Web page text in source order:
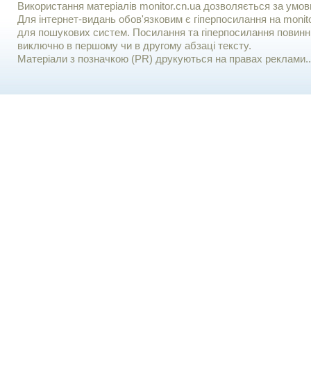
Використання матерiалiв monitor.cn.ua дозволяється за
Для iнтернет-видань обов'язковим є гiперпосилання на
для пошукових систем. Посилання та гіперпосилання
виключно в першому чи в другому абзаці тексту.
Матеріали з позначкою (PR) друкуються на правах реклами..